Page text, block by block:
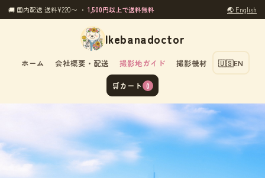
🚚 国内配送 送料¥220〜 ・ 1,500円以上で送料無料 🌏 English
Ikebanadoctor
ホーム 会社概要・配送 撮影地ガイド 撮影機材 🇺🇸EN
🛒カート 0